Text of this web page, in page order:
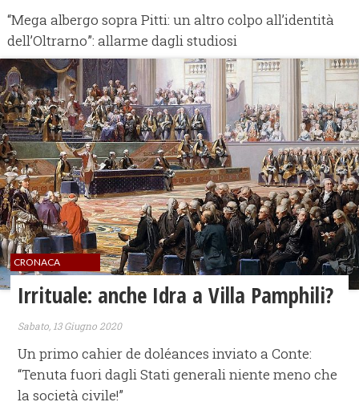
“Mega albergo sopra Pitti: un altro colpo all’identità
dell’Oltrarno”: allarme dagli studiosi
CRONACA
Irrituale: anche Idra a Villa Pamphili?
Sabato, 13 Giugno 2020
Un primo cahier de doléances inviato a Conte:
“Tenuta fuori dagli Stati generali niente meno che
la società civile!”